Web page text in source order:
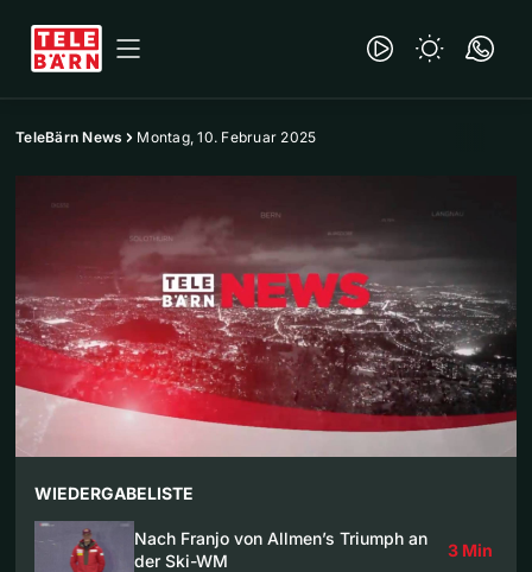
TeleBärn News Montag, 10. Februar 2025
WIEDERGABELISTE
Nach Franjo von Allmen’s Triumph an
der Ski-WM
3 Min